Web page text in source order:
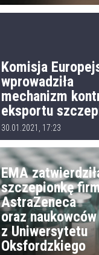
Komisja
wprowadziła
mechanizm
eksportu
30.01.2021, 17:23
EMA
szczepionkę
AstraZeneca
oraz naukowców
z Uniwersytetu
Oksfordzkiego